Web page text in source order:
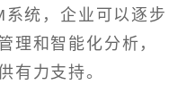
统，企业可以逐步
理和智能化分析，
有力支持。